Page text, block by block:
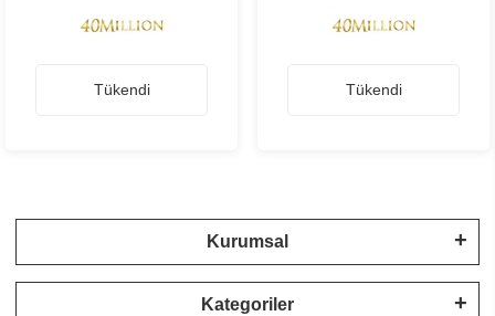
Tükendi Tükendi
Kurumsal
Kategoriler